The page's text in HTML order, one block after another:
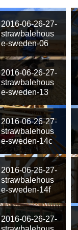
2016-06-26-27-
strawbalehous
e-sweden-06
2016-06-26-27-
strawbalehous
e-sweden-13
2016-06-26-27-
strawbalehous
e-sweden-14c
2016-06-26-27-
strawbalehous
e-sweden-14f
2016-06-26-27-